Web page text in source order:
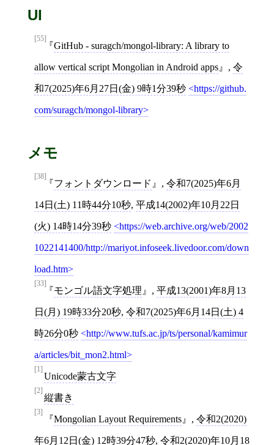
UI
[55]
GitHub - suragch/mongol-library: A library to
allow vertical script Mongolian in Android apps , 令
和7(2025)年6月27日(金) 9時1分39秒 https://github.
com/suragch/mongol-library
メモ
[38]
フォントダウンロード , 令和7(2025)年6月
14日(土) 11時44分10秒, 平成14(2002)年10月22日
(火) 14時14分39秒 https://web.archive.org/web/2002
1022141400/http://mariyot.infoseek.livedoor.com/down
load.htm
[33]
モンゴル語文字処理 , 平成13(2001)年8月13
日(月) 19時33分20秒, 令和7(2025)年6月14日(土) 4
時26分0秒 http://www.tufs.ac.jp/ts/personal/kamimur
a/articles/bit_mon2.html
[1]
Unicode蒙古文字
[2]
縦書き
[3]
Mongolian Layout Requirements , 令和2(2020)
年6月12日(金) 12時39分47秒, 令和2(2020)年10月18